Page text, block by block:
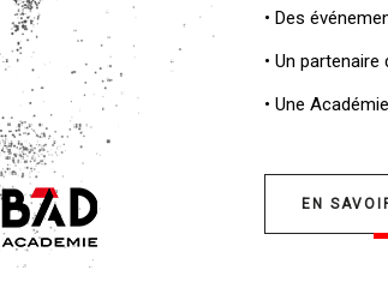
• Des
• Un partenaire
• Une
EN